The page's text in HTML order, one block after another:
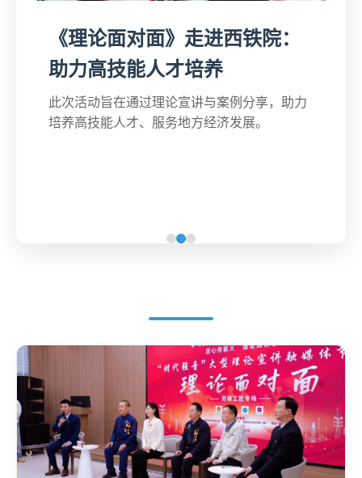
《理论面对面》走进西铁院：
助力高技能人才培养
此次活动旨在通过理论宣讲与案例分享，助力
培养高技能人才、服务地方经济发展。